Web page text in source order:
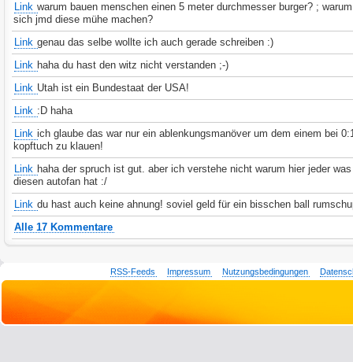
Link warum bauen menschen einen 5 meter durchmesser burger? ;
sich jmd diese mühe machen?
Link genau das selbe wollte ich auch gerade schreiben :)
Link haha du hast den witz nicht verstanden ;-)
Link Utah ist ein Bundestaat der USA!
Link :D haha
Link ich glaube das war nur ein ablenkungsmanöver um dem einem bei
kopftuch zu klauen!
Link haha der spruch ist gut. aber ich verstehe nicht warum hier jeder
diesen autofan hat :/
Link du hast auch keine ahnung! soviel geld für ein bisschen ball
Alle 17 Kommentare
RSS-Feeds Impressum Nutzungsbedingungen